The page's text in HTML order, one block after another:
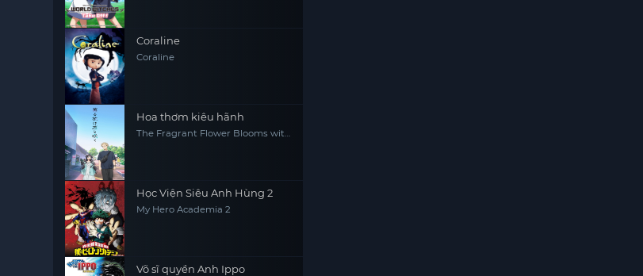
Coraline
Coraline
Hoa thơm kiêu hãnh
The Fragrant Flower Blooms with
Học Viện Siêu Anh Hùng 2
My Hero Academia 2
Võ sĩ quyền Anh Ippo